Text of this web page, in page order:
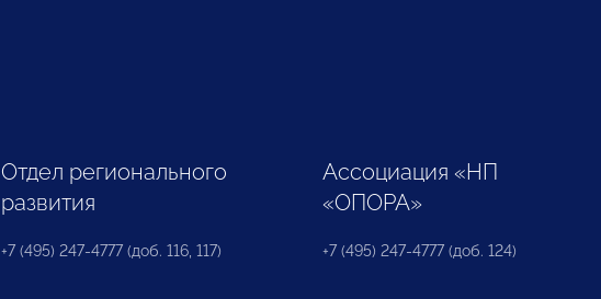
Отдел регионального
развития
+7 (495) 247-4777 (доб. 116, 117)
Ассоциация «НП
«ОПОРА»
+7 (495) 247-4777 (доб. 124)